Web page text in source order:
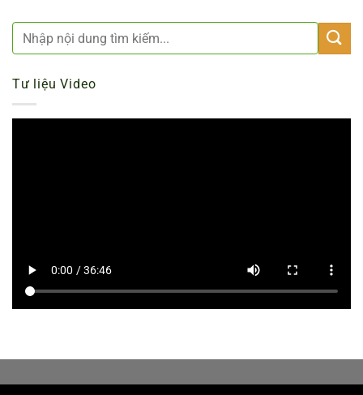
Tư liệu Video